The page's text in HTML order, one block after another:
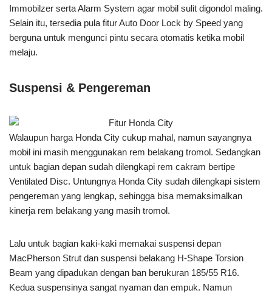
Immobilzer serta Alarm System agar mobil sulit digondol maling.
Selain itu, tersedia pula fitur Auto Door Lock by Speed yang
berguna untuk mengunci pintu secara otomatis ketika mobil
melaju.
Suspensi & Pengereman
Walaupun harga Honda City cukup mahal, namun sayangnya
mobil ini masih menggunakan rem belakang tromol. Sedangkan
untuk bagian depan sudah dilengkapi rem cakram bertipe
Ventilated Disc. Untungnya Honda City sudah dilengkapi sistem
pengereman yang lengkap, sehingga bisa memaksimalkan
kinerja rem belakang yang masih tromol.
Lalu untuk bagian kaki-kaki memakai suspensi depan
MacPherson Strut dan suspensi belakang H-Shape Torsion
Beam yang dipadukan dengan ban berukuran 185/55 R16.
Kedua suspensinya sangat nyaman dan empuk. Namun